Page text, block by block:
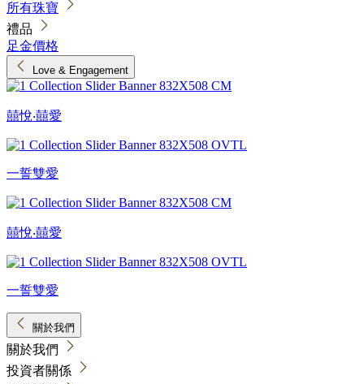
所有珠寶
禮品
足金價格
Love & Engagement
囍悅‧囍愛
一誓雙愛
囍悅‧囍愛
一誓雙愛
關於我們
關於我們
投資者關係